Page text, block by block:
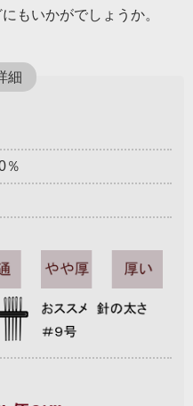
もいかがでしょうか。
細
％